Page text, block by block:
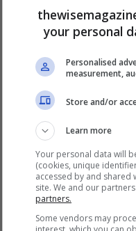
your personal
Personalised
measurement,
Store and/or
Learn more
Your personal data will
(cookies, unique
accessed by and shared
site. We and our
partners.
Some vendors may